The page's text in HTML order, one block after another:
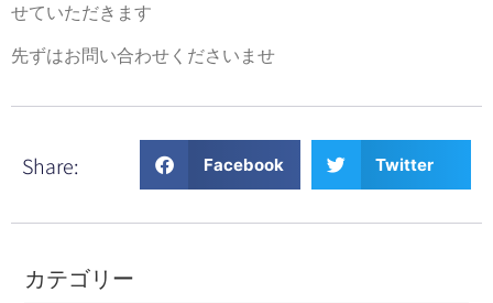
せていただきます
先ずはお問い合わせくださいませ
Share: Facebook Twitter
カテゴリー